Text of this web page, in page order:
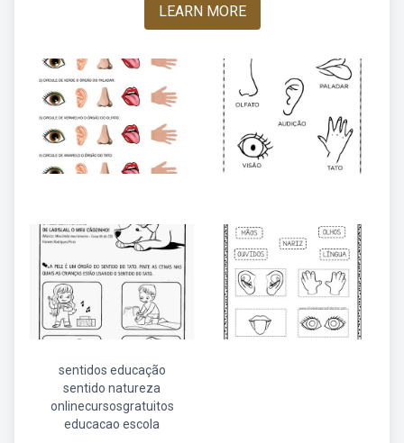
LEARN MORE
sentidos educação
sentido natureza
onlinecursosgratuitos
educacao escola